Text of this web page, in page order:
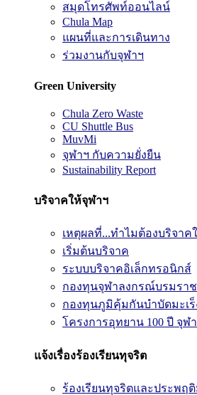
สมุดโทรศัพท์ออนไลน์
Chula Map
แผนที่และการเดินทาง
ร่วมงานกับจุฬาฯ
Green University
Chula Zero Waste
CU Shuttle Bus
MuvMi
จุฬาฯ กับความยั่งยืน
Sustainability Report
บริจาคให้จุฬาฯ
เหตุผลที่...ทำไมต้องบริจาค
เริ่มต้นบริจาค
ระบบบริจาคอิเล็กทรอนิกส์
กองทุนจุฬาลงกรณ์บรมรา
กองทุนภูมิคุ้มกันบำบัดมะเร็
โครงการอุทยาน 100 ปี จุ
แจ้งเรื่องร้องเรียนทุจริต
ร้องเรียนทุจริตและประพฤ